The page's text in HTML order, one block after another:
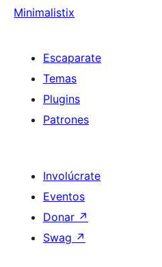
Minimalistix
Escaparate
Temas
Plugins
Patrones
Involúcrate
Eventos
Donar ↗
Swag ↗